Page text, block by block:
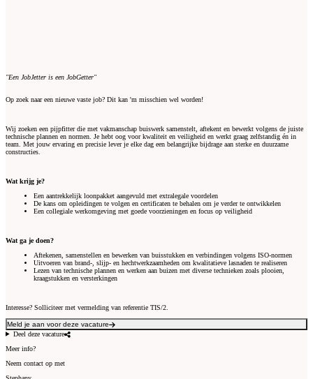
"Een JobJetter is een JobGetter"
Op zoek naar een nieuwe vaste job? Dit kan 'm misschien wel worden!
Wij zoeken een pijpfitter die met vakmanschap buiswerk samenstelt, aftekent en bewerkt volgens de juiste
technische plannen en normen. Je hebt oog voor kwaliteit en veiligheid en werkt graag zelfstandig én in
team. Met jouw ervaring en precisie lever je elke dag een belangrijke bijdrage aan sterke en duurzame
constructies.
Wat krijg je?
Een aantrekkelijk loonpakket aangevuld met extralegale voordelen
De kans om opleidingen te volgen en certificaten te behalen om je verder te ontwikkelen
Een collegiale werkomgeving met goede voorzieningen en focus op veiligheid
Wat ga je doen?
Aftekenen, samenstellen en bewerken van buisstukken en verbindingen volgens ISO-normen
Uitvoeren van brand-, slijp- en hechtwerkzaamheden om kwalitatieve lasnaden te realiseren
Lezen van technische plannen en werken aan buizen met diverse technieken zoals plooien,
kraagstukken en versterkingen
Interesse? Solliciteer met vermelding van referentie TIS/2.
Meld je aan voor deze vacature
Deel deze vacature
Meer info?
Neem contact op met